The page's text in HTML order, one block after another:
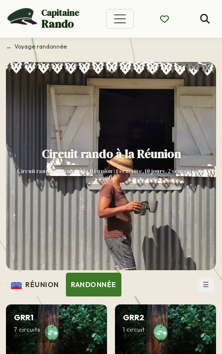
Capitaine
Rando
Voyage randonnée
Circuit rando à la Réunion
Circuit rando organisé à la Réunion : 1 semaine, 10 jours, 2 semaines ou
plus
RÉUNION RANDONNÉE ☰
GRR1
7 circuits
GRR2
1 circuit